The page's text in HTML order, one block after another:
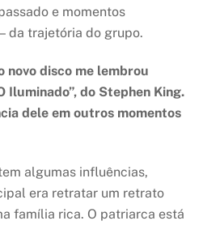
e momentos
da trajetória do grupo.
novo disco me lembrou
Iluminado”, do Stephen King.
dele em outros momentos
algumas influências,
era retratar um retrato
família rica. O patriarca está